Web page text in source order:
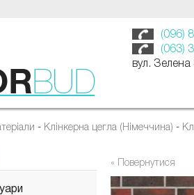
(096)
(063)
вул. Зелена
- Клінкерна цегла (Німеччина) -
« Повернутися